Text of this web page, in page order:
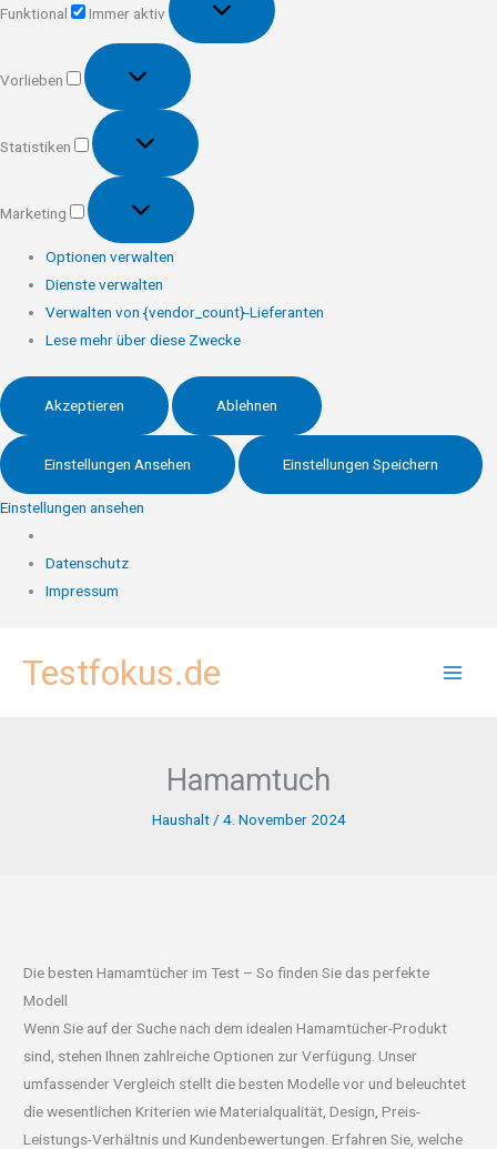
Funktional
Immer aktiv
Vorlieben
Vorlieben
Statistiken
Statistiken
Marketing
Marketing
Optionen verwalten
Dienste verwalten
Verwalten von {vendor_count}-Lieferanten
Lese mehr über diese Zwecke
Akzeptieren Ablehnen
Einstellungen Ansehen Einstellungen Speichern
Einstellungen ansehen
Datenschutz
Impressum
InhaltTestfokus.de
Hamamtuch
Haushalt/ 4. November 2024
Die besten Hamamtücher im Test – So finden Sie das perfekte
Modell
Wenn Sie auf der Suche nach dem idealen Hamamtücher-Produkt
sind, stehen Ihnen zahlreiche Optionen zur Verfügung. Unser
umfassender Vergleich stellt die besten Modelle vor und beleuchtet
die wesentlichen Kriterien wie Materialqualität, Design, Preis-
Leistungs-Verhältnis und Kundenbewertungen. Erfahren Sie, welche